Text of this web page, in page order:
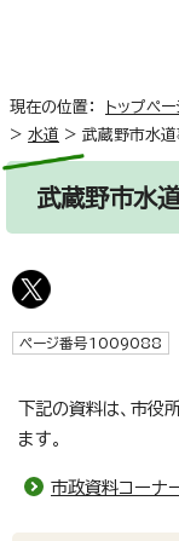
現在の位置： トップペー
> 水道 > 武蔵野市水
武蔵野市水
ページ番号1009088
下記の資料は、市役
ます。
市政資料コーナ